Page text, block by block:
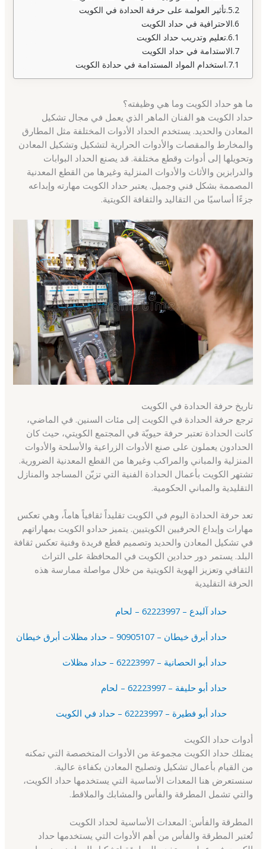
تأثير العولمة على حرفة الحدادة في الكويت
الاحترافية في حداد الكويت
تعليم وتدريب حداد الكويت
الاستدامة في حداد الكويت
استخدام المواد المستدامة في حدادة الكويت
ما هو حداد الكويت وما هي وظيفته؟
حداد الكويت هو الفنان الماهر الذي يعمل في مجال تشكيل
المعادن والحديد. يستخدم الحداد الأدوات المختلفة مثل المطارق
والمخارط والمقصات والأدوات الحرارية لتشكيل وتشكيل المعادن
وتحويلها إلى أدوات وقطع مختلفة. قد يصنع الحداد البوابات
والدرابزين والأثاث والأدوات المنزلية وغيرها من القطع المعدنية
المصممة بشكل فني وجميل. يعتبر حداد الكويت مهارته وإبداعه
جزءًا أساسيًا من التقاليد والثقافة الكويتية.
تاريخ حرفة الحدادة في الكويت
ترجع حرفة الحدادة في الكويت إلى مئات السنين. في الماضي،
كانت الحدادة تعتبر حرفة حيويّة في المجتمع الكويتي، حيث كان
الحدادون يعملون على صنع الأدوات الزراعية والأسلحة والأدوات
المنزلية والمباني والمراكب وغيرها من القطع المعدنية الضرورية.
تشتهر الكويت بأعمال الحدادة الفنية التي تزيّن المساجد والمنازل
التقليدية والمباني الحكومية.
تعد حرفة الحدادة اليوم في الكويت تقليداً ثقافياً هاماً، وهي تعكس
مهارات وإبداع الحرفيين الكويتيين. يتميز حدادو الكويت بمهاراتهم
في تشكيل المعادن والحديد وتصميم قطع فريدة وفنية تعكس ثقافة
البلد. يستمر دور حدادين الكويت في المحافظة على التراث
الثقافي وتعزيز الهوية الكويتية من خلال مواصلة ممارسة هذه
الحرفة التقليدية
حداد آلبدع – 62223997 – لحام
حداد أبرق خيطان – 90905107 – حداد مظلات أبرق خيطان
حداد أبو الحصانية – 62223997 – حداد مظلات
حداد أبو حليفة – 62223997 – لحام
حداد أبو فطيرة – 62223997 – حداد في الكويت
أدوات حداد الكويت
يمتلك حداد الكويت مجموعة من الأدوات المتخصصة التي تمكنه
من القيام بأعمال تشكيل وتصليح المعادن بكفاءة عالية.
سنستعرض هنا المعدات الأساسية التي يستخدمها حداد الكويت،
والتي تشمل المطرقة والفأس والمشابك والملاقط.
المطرقة والفأس: المعدات الأساسية لحداد الكويت
تُعتبر المطرقة والفأس من أهم الأدوات التي يستخدمها حداد